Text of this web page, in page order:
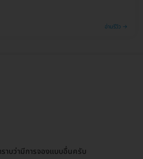
อ่านรีวิว →
าบว่ามีการจองแบบอื่นครับ